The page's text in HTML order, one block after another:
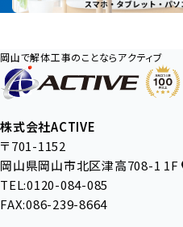
岡山で解体工事のことならアクティブ
株式会社ACTIVE
〒701-1152
岡山県岡山市北区津高708-1 1F
TEL:0120-084-085
FAX:086-239-8664